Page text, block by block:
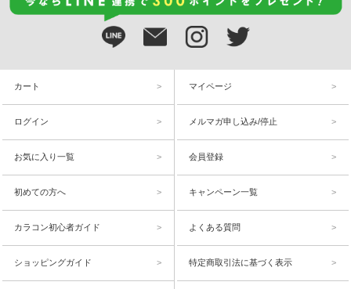
カート マイページ
ログイン メルマガ申し込み/停止
お気に入り一覧 会員登録
初めての方へ キャンペーン一覧
カラコン初心者ガイド よくある質問
ショッピングガイド 特定商取引法に基づく表示